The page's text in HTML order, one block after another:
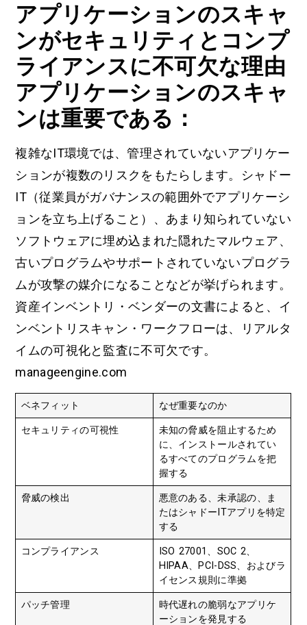
アプリケーションのスキャ
ンがセキュリティとコンプ
ライアンスに不可欠な理由
アプリケーションのスキャ
ンは重要である：
複雑なIT環境では、管理されていないアプリケー
ションが複数のリスクをもたらします。シャドー
IT（従業員がガバナンスの範囲外でアプリケーシ
ョンを立ち上げること）、あまり知られていない
ソフトウェアに埋め込まれた隠れたマルウェア、
古いプログラムやサポートされていないプログラ
ムが攻撃の媒介になることなどが挙げられます。
資産インベントリ・ベンダーの文書によると、イ
ンベントリスキャン・ワークフローは、リアルタ
イムの可視化と監査に不可欠です。
manageengine.com
ベネフィット なぜ重要なのか
セキュリティの可視性
未知の脅威を阻止するため
に、インストールされてい
るすべてのプログラムを把
握する
脅威の検出
悪意のある、未承認の、ま
たはシャドーITアプリを特定
する
コンプライアンス
ISO 27001、SOC 2、
HIPAA、PCI-DSS、およびラ
イセンス規則に準拠
パッチ管理
時代遅れの脆弱なアプリケ
ーションを発見する